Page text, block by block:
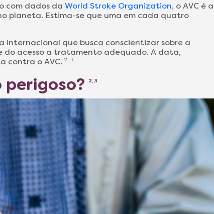
com dados da World Stroke Organization, o AVC é a
planeta. Estima-se que uma em cada quatro
internacional que busca conscientizar sobre a
do acesso a tratamento adequado. A data,
contra o AVC. 2, 3
perigoso? 2, 3